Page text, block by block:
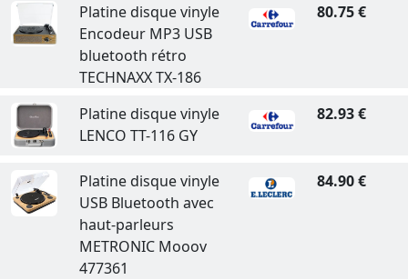
Platine disque vinyle
Encodeur MP3 USB
bluetooth rétro
TECHNAXX TX-186
80.75 €
Platine disque vinyle
LENCO TT-116 GY
82.93 €
Platine disque vinyle
USB Bluetooth avec
haut-parleurs
METRONIC Mooov
477361
84.90 €